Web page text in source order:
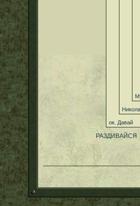
ок. Давай
РАЗДИВАЙСЯ